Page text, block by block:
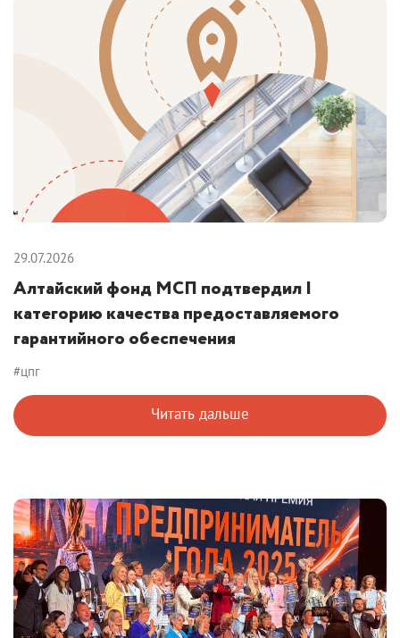
29.07.2026
Алтайский фонд МСП подтвердил I
категорию качества предоставляемого
гарантийного обеспечения
#цпг
Читать дальше